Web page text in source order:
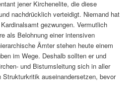
jener Kirchenelite, die diese
nachdrücklich verteidigt. Niemand hat
gezwungen. Vermutlich
als Belohnung einer intensiven
Ämter stehen heute einem
im Wege. Deshalb sollten er und
und Bistumsleitung sich in aller
Strukturkritik auseinandersetzen, bevor